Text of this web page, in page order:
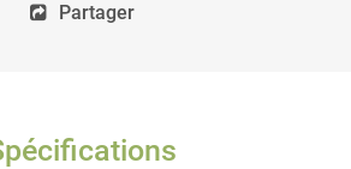
Partager